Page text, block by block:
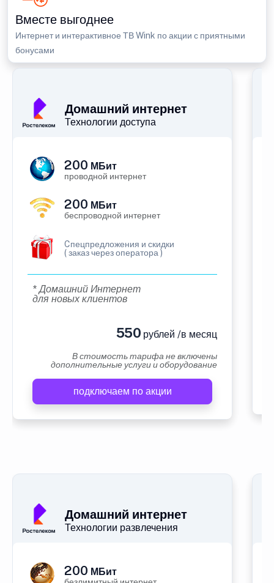
Вместе выгоднее
Интернет и интерактивное ТВ Wink по акции с приятными
бонусами
Домашний интернет
Технологии доступа
200 МБит
проводной интернет
200 МБит
беспроводной интернет
Cпецпредложения и скидки
( заказ через оператора )
* Домашний Интернет
для новых клиентов
550 рублей /в месяц
В стоимость тарифа не включены
дополнительные услуги и оборудование
подключаем по акции
Домашний интернет
Технологии развлечения
200 МБит